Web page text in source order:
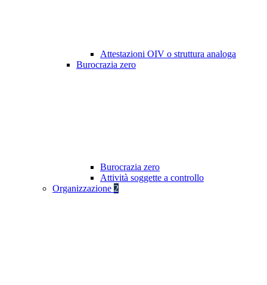
Attestazioni OIV o struttura analoga
Burocrazia zero
Burocrazia zero
Attività soggette a controllo
Organizzazione 2